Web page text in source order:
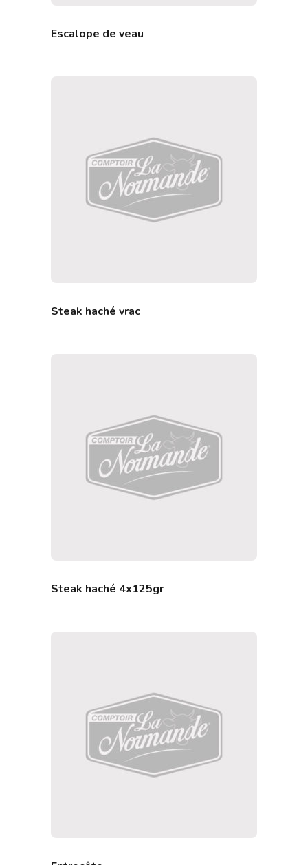
Escalope de veau
Steak haché vrac
Steak haché 4x125gr